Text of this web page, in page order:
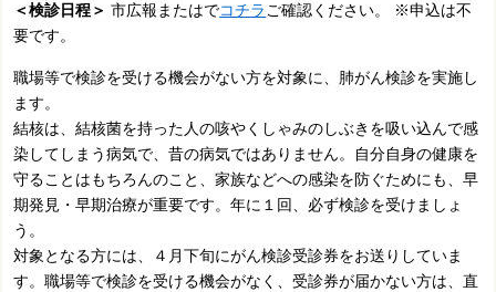
＜検診日程＞市広報またはでコチラご確認ください。 ※申込は不
要です。
職場等で検診を受ける機会がない方を対象に、肺がん検診を実施し
ます。
結核は、結核菌を持った人の咳やくしゃみのしぶきを吸い込んで感
染してしまう病気で、昔の病気ではありません。自分自身の健康を
守ることはもちろんのこと、家族などへの感染を防ぐためにも、早
期発見・早期治療が重要です。年に１回、必ず検診を受けましょ
う。
対象となる方には、４月下旬にがん検診受診券をお送りしていま
す。職場等で検診を受ける機会がなく、受診券が届かない方は、直